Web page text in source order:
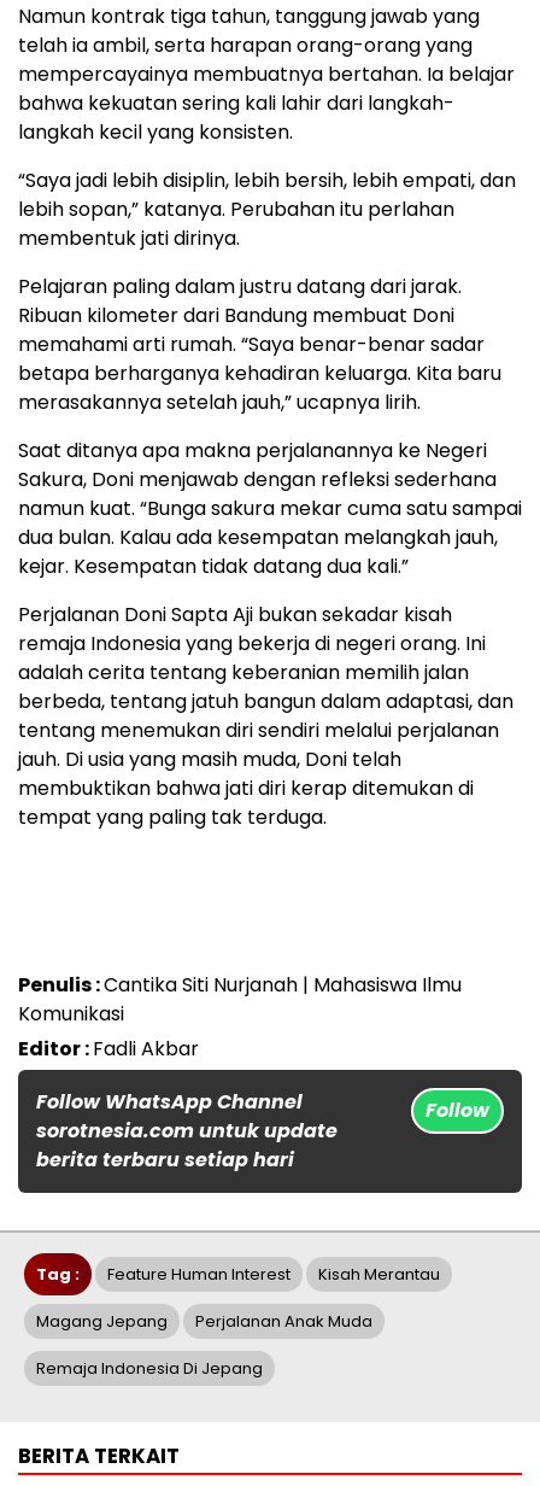
Namun kontrak tiga tahun, tanggung jawab yang
telah ia ambil, serta harapan orang-orang yang
mempercayainya membuatnya bertahan. Ia belajar
bahwa kekuatan sering kali lahir dari langkah-
langkah kecil yang konsisten.
“Saya jadi lebih disiplin, lebih bersih, lebih empati, dan
lebih sopan,” katanya. Perubahan itu perlahan
membentuk jati dirinya.
Pelajaran paling dalam justru datang dari jarak.
Ribuan kilometer dari Bandung membuat Doni
memahami arti rumah. “Saya benar-benar sadar
betapa berharganya kehadiran keluarga. Kita baru
merasakannya setelah jauh,” ucapnya lirih.
Saat ditanya apa makna perjalanannya ke Negeri
Sakura, Doni menjawab dengan refleksi sederhana
namun kuat. “Bunga sakura mekar cuma satu sampai
dua bulan. Kalau ada kesempatan melangkah jauh,
kejar. Kesempatan tidak datang dua kali.”
Perjalanan Doni Sapta Aji bukan sekadar kisah
remaja Indonesia yang bekerja di negeri orang. Ini
adalah cerita tentang keberanian memilih jalan
berbeda, tentang jatuh bangun dalam adaptasi, dan
tentang menemukan diri sendiri melalui perjalanan
jauh. Di usia yang masih muda, Doni telah
membuktikan bahwa jati diri kerap ditemukan di
tempat yang paling tak terduga.
Penulis :Cantika Siti Nurjanah | Mahasiswa Ilmu
Komunikasi
Editor :Fadli Akbar
Follow WhatsApp Channel
sorotnesia.com untuk update
berita terbaru setiap hari
Follow
Tag : Feature Human Interest Kisah Merantau
Magang Jepang Perjalanan Anak Muda
Remaja Indonesia Di Jepang
BERITA TERKAIT